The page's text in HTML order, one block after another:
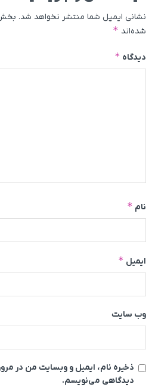
نشانی ایمیل شما منتشر نخواهد شد.
شده‌اند *
دیدگاه *
نام *
ایمیل *
وب‌ سایت
ذخیره نام، ایمیل و وبسایت من در
دیدگاهی می‌نویسم.